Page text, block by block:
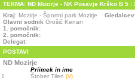
TEKMA: ND Mozirje - NK Posavje Krško B 5 :
Kraj: Mozirje - Športni park Mozirje Gledalcev
Glavni sodnik Grošič Kenan
1. pomočnik:
2. pomočnik:
Delegat:
POSTAVI
ND Mozirje
Priimek in ime
1
Štober Tilen (V)